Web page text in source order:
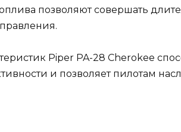
позволяют совершать
Piper PA-28 Cherokee
и позволяет пилотам